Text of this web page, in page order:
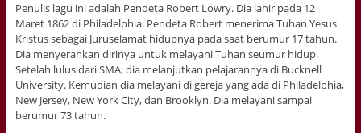
Penulis lagu ini adalah Pendeta Robert Lowry. Dia lahir pada 12
Maret 1862 di Philadelphia. Pendeta Robert menerima Tuhan Yesus
Kristus sebagai Juruselamat hidupnya pada saat berumur 17 tahun.
Dia menyerahkan dirinya untuk melayani Tuhan seumur hidup.
Setelah lulus dari SMA, dia melanjutkan pelajarannya di Bucknell
University. Kemudian dia melayani di gereja yang ada di Philadelphia,
New Jersey, New York City, dan Brooklyn. Dia melayani sampai
berumur 73 tahun.